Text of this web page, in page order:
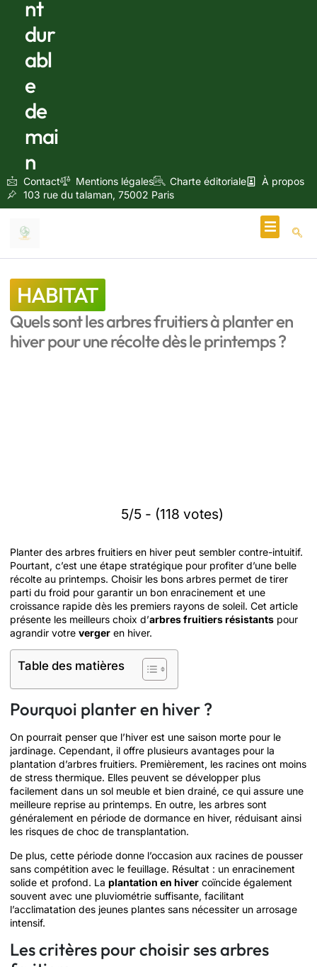
nt
dur
abl
e
de
mai
n
Contact Mentions légales Charte éditoriale
À propos
103 rue du talaman, 75002 Paris
HABITAT
Quels sont les arbres fruitiers à planter en
hiver pour une récolte dès le printemps ?
5/5 - (118 votes)
Planter des arbres fruitiers en hiver peut sembler contre-intuitif.
Pourtant, c’est une étape stratégique pour profiter d’une belle
récolte au printemps. Choisir les bons arbres permet de tirer
parti du froid pour garantir un bon enracinement et une
croissance rapide dès les premiers rayons de soleil. Cet article
présente les meilleurs choix d’arbres fruitiers résistants pour
agrandir votre verger en hiver.
Table des matières
Pourquoi planter en hiver ?
On pourrait penser que l’hiver est une saison morte pour le
jardinage. Cependant, il offre plusieurs avantages pour la
plantation d’arbres fruitiers. Premièrement, les racines ont moins
de stress thermique. Elles peuvent se développer plus
facilement dans un sol meuble et bien drainé, ce qui assure une
meilleure reprise au printemps. En outre, les arbres sont
généralement en période de dormance en hiver, réduisant ainsi
les risques de choc de transplantation.
De plus, cette période donne l’occasion aux racines de pousser
sans compétition avec le feuillage. Résultat : un enracinement
solide et profond. La plantation en hiver coïncide également
souvent avec une pluviométrie suffisante, facilitant
l’acclimatation des jeunes plantes sans nécessiter un arrosage
intensif.
Les critères pour choisir ses arbres